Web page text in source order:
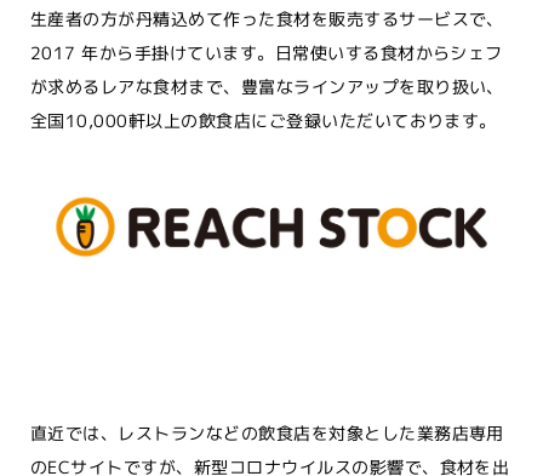
生産者の方が丹精込めて作った食材を販売するサービスで、
2017 年から手掛けています。日常使いする食材からシェフ
が求めるレアな食材まで、豊富なラインアップを取り扱い、
全国10,000軒以上の飲食店にご登録いただいております。
直近では、レストランなどの飲食店を対象とした業務店専用
のECサイトですが、新型コロナウイルスの影響で、食材を出